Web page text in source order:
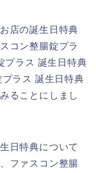
店の誕生日特典
コン整腸錠プラ
プラス 誕生日特典
ラス 誕生日特典
ることにしまし
日特典について
ファスコン整腸